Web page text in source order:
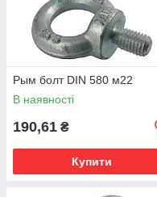
Рым болт DIN 580 м22
В наявності
190,61 ₴
Купити